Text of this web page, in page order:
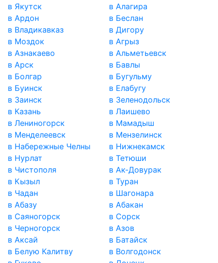
в Якутск
в Алагира
в Ардон
в Беслан
в Владикавказ
в Дигору
в Моздок
в Агрыз
в Азнакаево
в Альметьевск
в Арск
в Бавлы
в Болгар
в Бугульму
в Буинск
в Елабугу
в Заинск
в Зеленодольск
в Казань
в Лаишево
в Лениногорск
в Мамадыш
в Менделеевск
в Мензелинск
в Набережные Челны
в Нижнекамск
в Нурлат
в Тетюши
в Чистополя
в Ак-Довурак
в Кызыл
в Туран
в Чадан
в Шагонара
в Абазу
в Абакан
в Саяногорск
в Сорск
в Черногорск
в Азов
в Аксай
в Батайск
в Белую Калитву
в Волгодонск